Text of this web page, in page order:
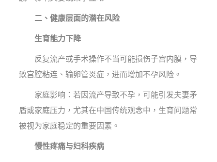
二、健康层面的潜在风险
生育能力下降
反复流产或手术操作不当可能损伤子宫内膜，导
致宫腔粘连、输卵管炎症，进而增加不孕风险。
家庭影响：若因流产导致不孕，可能引发夫妻矛
盾或家庭压力，尤其在中国传统观念中，生育问题常
被视为家庭稳定的重要因素。
慢性疼痛与妇科疾病